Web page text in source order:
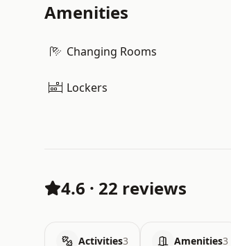
Amenities
Changing Rooms
Lockers
4.6 · 22 reviews
Activities3 Amenities3